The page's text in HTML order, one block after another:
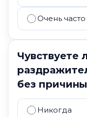
Очень часто
Чувствуете
без
Никогда